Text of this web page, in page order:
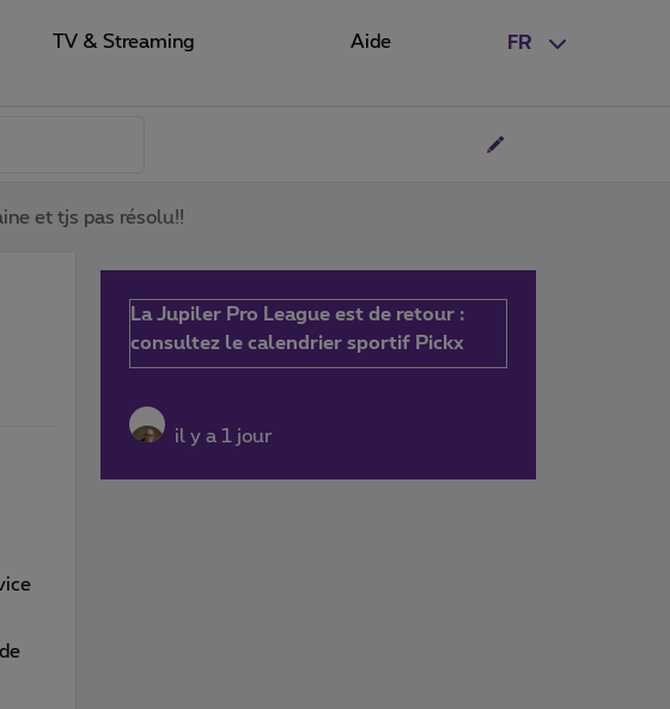
FR
TV & Streaming Aide
et tjs pas résolu!!
La Jupiler Pro League est de retour :
consultez le calendrier sportif Pickx
il y a 1 jour